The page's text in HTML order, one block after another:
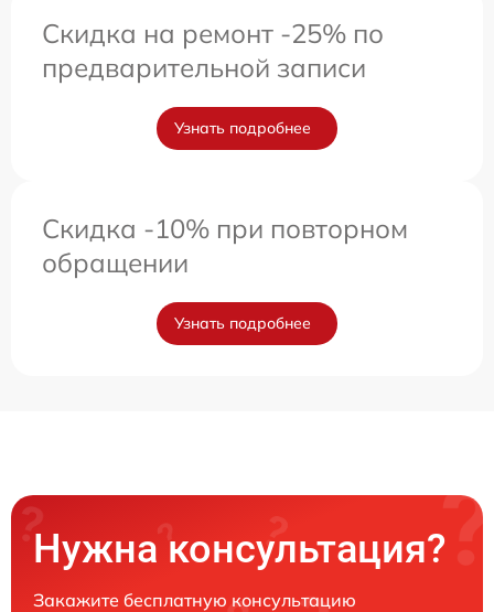
Скидка на ремонт -25% по
предварительной записи
Узнать подробнее
Скидка -10% при повторном
обращении
Узнать подробнее
Нужна консультация?
Закажите бесплатную консультацию